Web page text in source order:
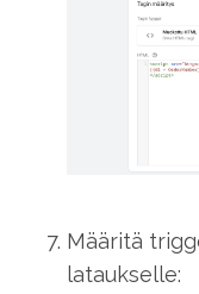
Määritä
lataukselle: